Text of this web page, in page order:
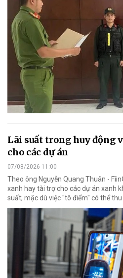
Lãi suất trong huy động
cho các dự án
07/08/2026 11:00
Theo ông Nguyễn Quang Thuân -
xanh hay tài trợ cho các dự án xanh
suất; mặc dù việc "tô điểm" có thể